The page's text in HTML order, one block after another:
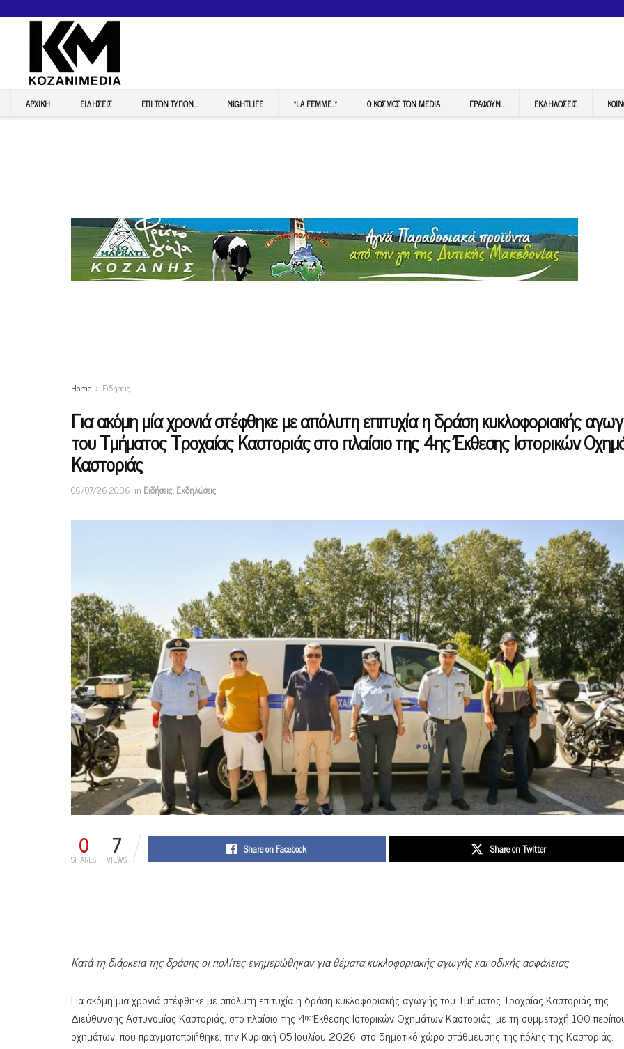
ΑΡΧΙΚΉ ΕΙΔΉΣΕΙΣ ΕΠI ΤΩΝ ΤΥΠΩΝ… NIGHTLIFE “LA FEMME…” Ο ΚΟΣΜΟΣ ΤΩΝ MEDIA ΓΡΆΦΟΥΝ… ΕΚΔΗΛΏΣΕΙΣ
Home Ειδήσεις
Για ακόμη μία χρονιά στέφθηκε με απόλυτη επιτυχία η δράση κυκλοφοριακής
του Τμήματος Τροχαίας Καστοριάς στο πλαίσιο της 4ης Έκθεσης Ιστορικών
Καστοριάς
06/07/26 20:36 in Ειδήσεις,Εκδηλώσεις
0
SHARES 7
VIEWS
Share on Facebook Share on Twitter
Κατά τη διάρκεια της δράσης οι πολίτες ενημερώθηκαν για θέματα κυκλοφοριακής αγωγής και οδικής ασφάλειας
Για ακόμη μια χρονιά στέφθηκε με απόλυτη επιτυχία η δράση κυκλοφοριακής αγωγής του Τμήματος Τροχαίας Καστοριάς της
Διεύθυνσης Αστυνομίας Καστοριάς, στο πλαίσιο της 4ηςΈκθεσης Ιστορικών Οχημάτων Καστοριάς, με τη συμμετοχή 100
οχημάτων, που πραγματοποιήθηκε, την Κυριακή 05 Ιουλίου 2026, στο δημοτικό χώρο στάθμευσης της πόλης της Καστοριάς.